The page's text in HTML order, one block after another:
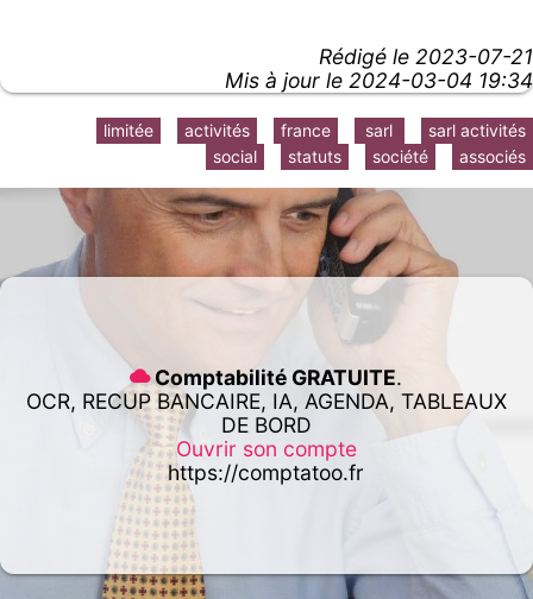
Rédigé le 2023-07-21
Mis à jour le 2024-03-04 19:34
sarl activités
sarl
france
activités
limitée
associés
société
statuts
social
Comptabilité GRATUITE.
OCR, RECUP BANCAIRE, IA, AGENDA, TABLEAUX
DE BORD
Ouvrir son compte
https://comptatoo.fr